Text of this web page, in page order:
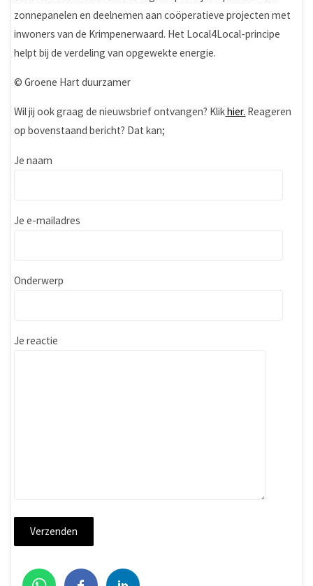
zonnepanelen en deelnemen aan coöperatieve projecten met
inwoners van de Krimpenerwaard. Het Local4Local-principe
helpt bij de verdeling van opgewekte energie.
© Groene Hart duurzamer
Wil jij ook graag de nieuwsbrief ontvangen? Klikhier. Reageren
op bovenstaand bericht? Dat kan;
Je naam
Je e-mailadres
Onderwerp
Je reactie